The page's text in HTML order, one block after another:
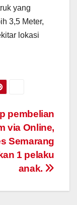
yang
3,5 Meter,
lokasi
pembelian
via Online,
Semarang
1 pelaku
anak.